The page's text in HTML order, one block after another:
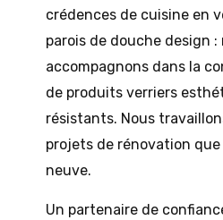
crédences de cuisine en
parois de douche design :
accompagnons dans la
de produits verriers
résistants. Nous
projets de rénovation
neuve.
Un partenaire de